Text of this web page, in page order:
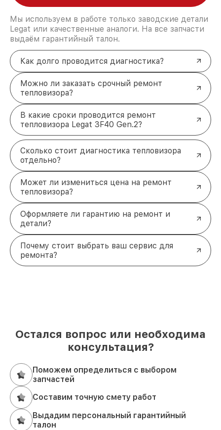
Мы используем в работе только заводские детали
Legat или качественные аналоги. На все запчасти
выдаём гарантийный талон.
Как долго проводится диагностика?
Можно ли заказать срочный ремонт
тепловизора?
В какие сроки проводится ремонт
тепловизора Legat 3F40 Gen.2?
Сколько стоит диагностика тепловизора
отдельно?
Может ли измениться цена на ремонт
тепловизора?
Оформляете ли гарантию на ремонт и
детали?
Почему стоит выбрать ваш сервис для
ремонта?
Остался вопрос или необходима
консультация?
Поможем определиться с выбором
запчастей
Составим точную смету работ
Выдадим персональный гарантийный
талон